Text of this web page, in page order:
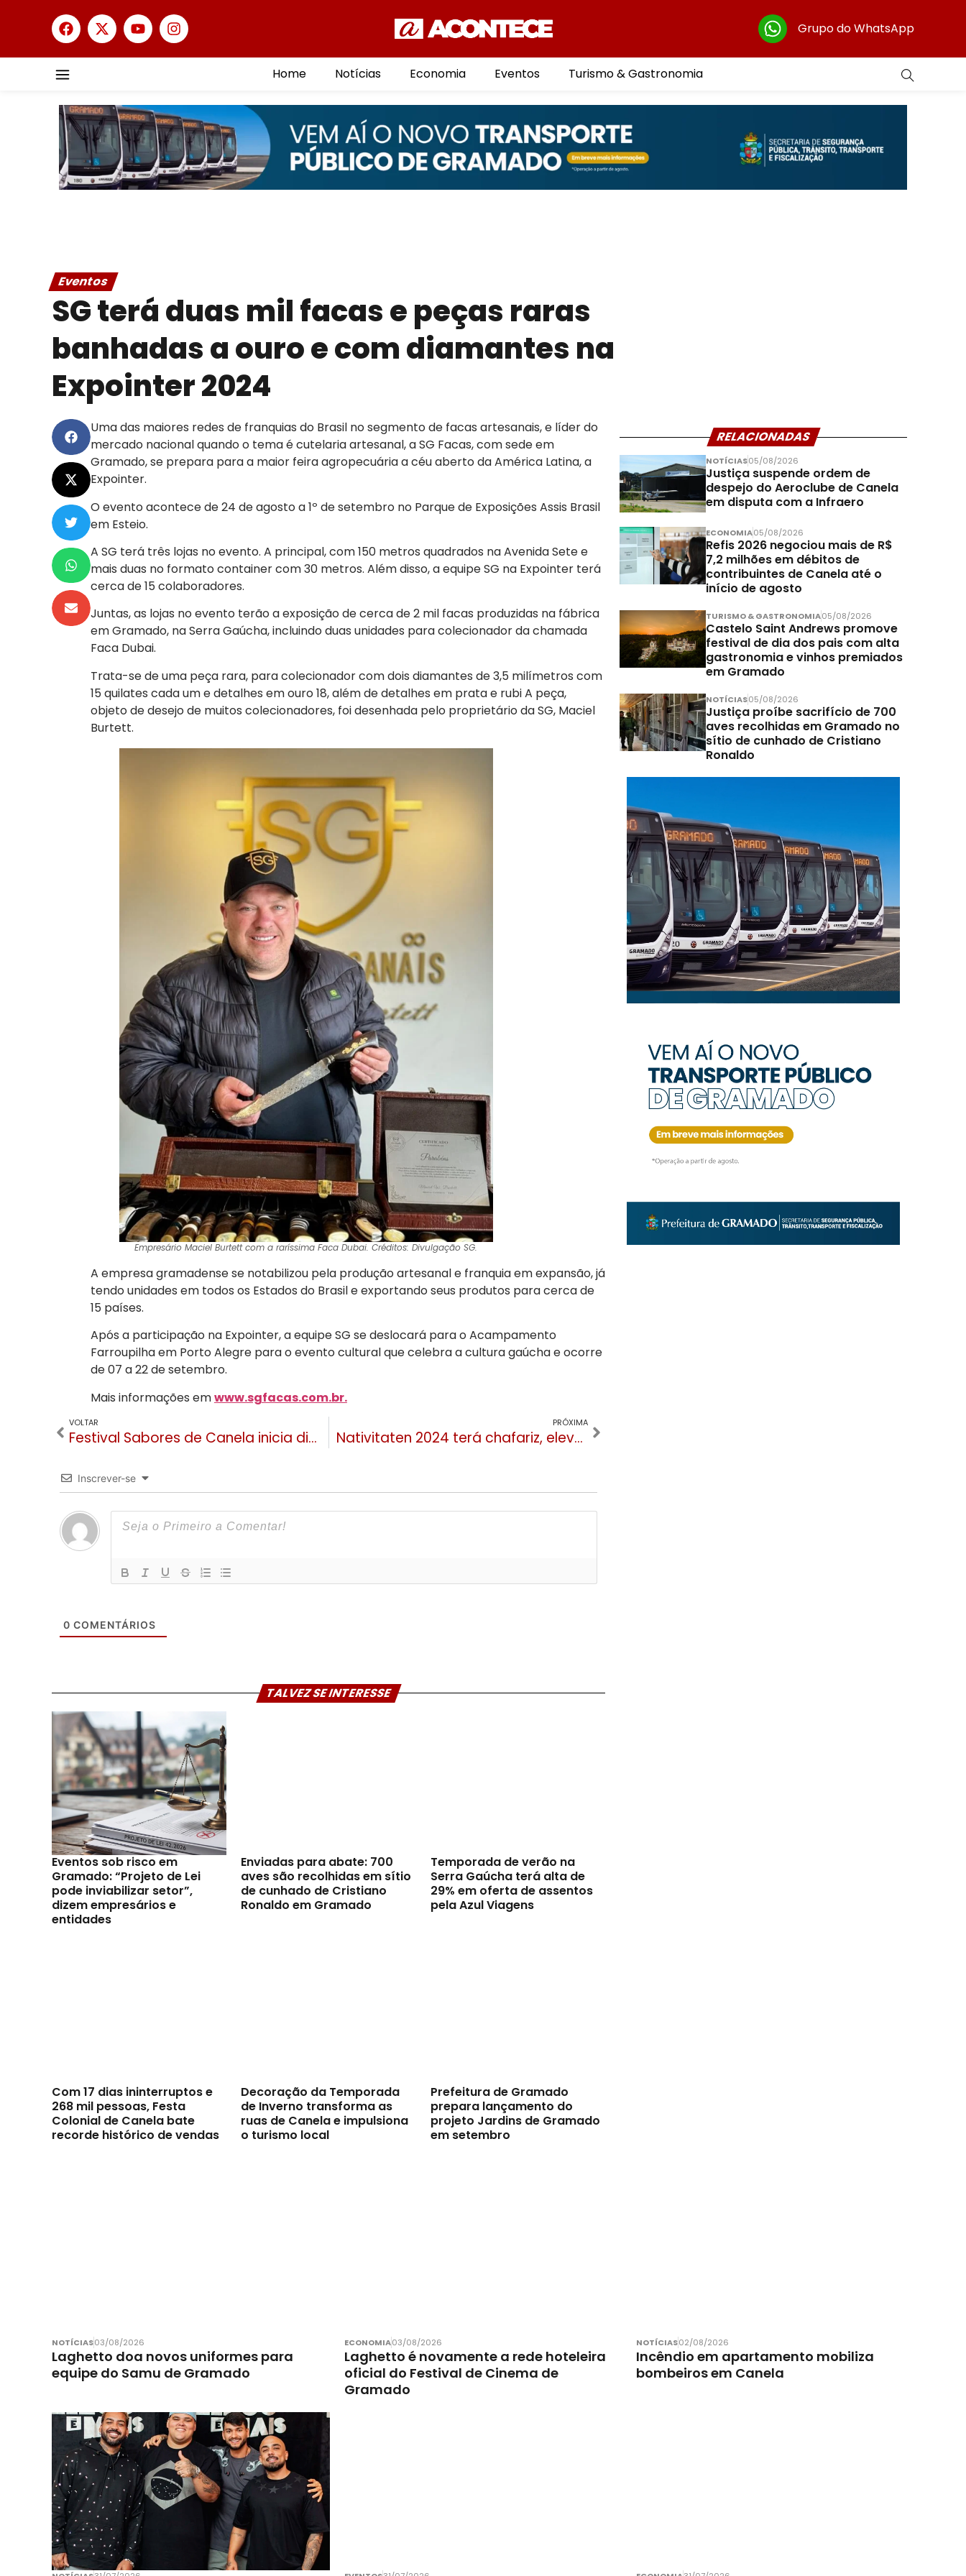
Grupo do WhatsApp
Home Notícias Economia Eventos Turismo & Gastronomia
Eventos
SG terá duas mil facas e peças raras
banhadas a ouro e com diamantes na
Expointer 2024
Uma das maiores redes de franquias do Brasil no segmento de facas artesanais, e líder do
mercado nacional quando o tema é cutelaria artesanal, a SG Facas, com sede em
Gramado, se prepara para a maior feira agropecuária a céu aberto da América Latina, a
Expointer.
O evento acontece de 24 de agosto a 1º de setembro no Parque de Exposições Assis Brasil
em Esteio.
A SG terá três lojas no evento. A principal, com 150 metros quadrados na Avenida Sete e
mais duas no formato container com 30 metros. Além disso, a equipe SG na Expointer terá
cerca de 15 colaboradores.
Juntas, as lojas no evento terão a exposição de cerca de 2 mil facas produzidas na fábrica
em Gramado, na Serra Gaúcha, incluindo duas unidades para colecionador da chamada
Faca Dubai.
Trata-se de uma peça rara, para colecionador com dois diamantes de 3,5 milímetros com
15 quilates cada um e detalhes em ouro 18, além de detalhes em prata e rubi A peça,
objeto de desejo de muitos colecionadores, foi desenhada pelo proprietário da SG, Maciel
Burtett.
Empresário Maciel Burtett com a raríssima Faca Dubai. Créditos: Divulgação SG.
A empresa gramadense se notabilizou pela produção artesanal e franquia em expansão, já
tendo unidades em todos os Estados do Brasil e exportando seus produtos para cerca de
15 países.
Após a participação na Expointer, a equipe SG se deslocará para o Acampamento
Farroupilha em Porto Alegre para o evento cultural que celebra a cultura gaúcha e ocorre
de 07 a 22 de setembro.
Mais informações emwww.sgfacas.com.br.
VOLTAR
Festival Sabores de Canela inicia dia 4 de setembro com jantar de abertura no Grande Hotel
PRÓXIMA
Nativitaten 2024 terá chafariz, elevador no palco e bolas infláveis com bailarinas
Inscrever-se
0 COMENTÁRIOS
TALVEZ SE INTERESSE
Eventos sob risco em
Gramado: “Projeto de Lei
pode inviabilizar setor”,
dizem empresários e
entidades
Enviadas para abate: 700
aves são recolhidas em sítio
de cunhado de Cristiano
Ronaldo em Gramado
Temporada de verão na
Serra Gaúcha terá alta de
29% em oferta de assentos
pela Azul Viagens
Com 17 dias ininterruptos e
268 mil pessoas, Festa
Colonial de Canela bate
recorde histórico de vendas
Decoração da Temporada
de Inverno transforma as
ruas de Canela e impulsiona
o turismo local
Prefeitura de Gramado
prepara lançamento do
projeto Jardins de Gramado
em setembro
RELACIONADAS
NOTÍCIAS05/08/2026
Justiça suspende ordem de
despejo do Aeroclube de Canela
em disputa com a Infraero
ECONOMIA05/08/2026
Refis 2026 negociou mais de R$
7,2 milhões em débitos de
contribuintes de Canela até o
início de agosto
TURISMO & GASTRONOMIA05/08/2026
Castelo Saint Andrews promove
festival de dia dos pais com alta
gastronomia e vinhos premiados
em Gramado
NOTÍCIAS05/08/2026
Justiça proíbe sacrifício de 700
aves recolhidas em Gramado no
sítio de cunhado de Cristiano
Ronaldo
NOTÍCIAS03/08/2026
Laghetto doa novos uniformes para
equipe do Samu de Gramado
ECONOMIA03/08/2026
Laghetto é novamente a rede hoteleira
oficial do Festival de Cinema de
Gramado
NOTÍCIAS02/08/2026
Incêndio em apartamento mobiliza
bombeiros em Canela